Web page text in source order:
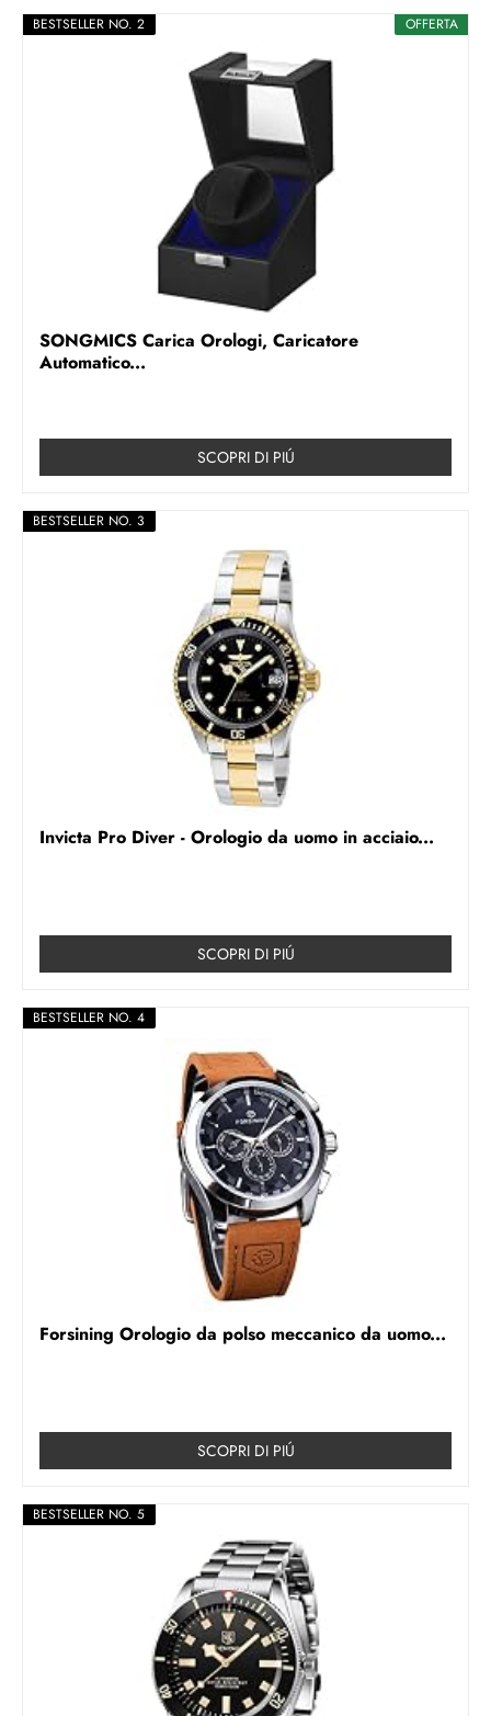
OFFERTA
BESTSELLER NO. 2
SONGMICS Carica Orologi, Caricatore
Automatico...
SCOPRI DI PIÚ
BESTSELLER NO. 3
Invicta Pro Diver - Orologio da uomo in acciaio...
SCOPRI DI PIÚ
BESTSELLER NO. 4
Forsining Orologio da polso meccanico da uomo...
SCOPRI DI PIÚ
BESTSELLER NO. 5